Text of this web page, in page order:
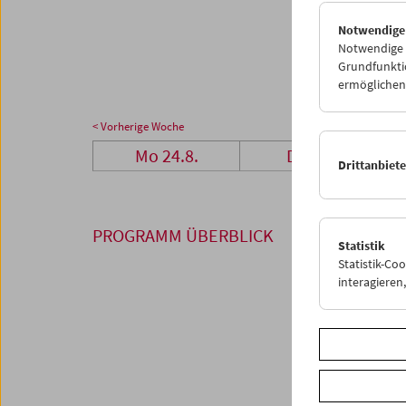
31
< Vorherige Woche
Mo 24.8. Di 25.8.
PROGRAMM ÜBERBLICK
Notwendige
Statistik
Statistik-